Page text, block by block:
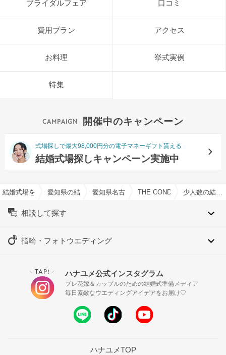
ブライダルフェア 口コミ
費用プラン アクセス
お料理 挙式実例
特集
開催中のキャンペーン
式場探しで最大98,000円分の電子マネーギフト貰える
結婚式場探しキャンペーン実施中
結婚式場を探すならハナユメ
愛知県の結婚式場一覧愛知県名古屋市の結婚式場一覧
THE CONDER HOUSE(ザ・
少人数の結婚式特集
相談して探す
指輪・フォトウエディング
＼ TAP! ／ ハナユメ公式インスタグラム
プレ花嫁＆カップルのための結婚式準備メディア
毎日素敵なウエディングアイデアをお届け♡
ハナユメTOP